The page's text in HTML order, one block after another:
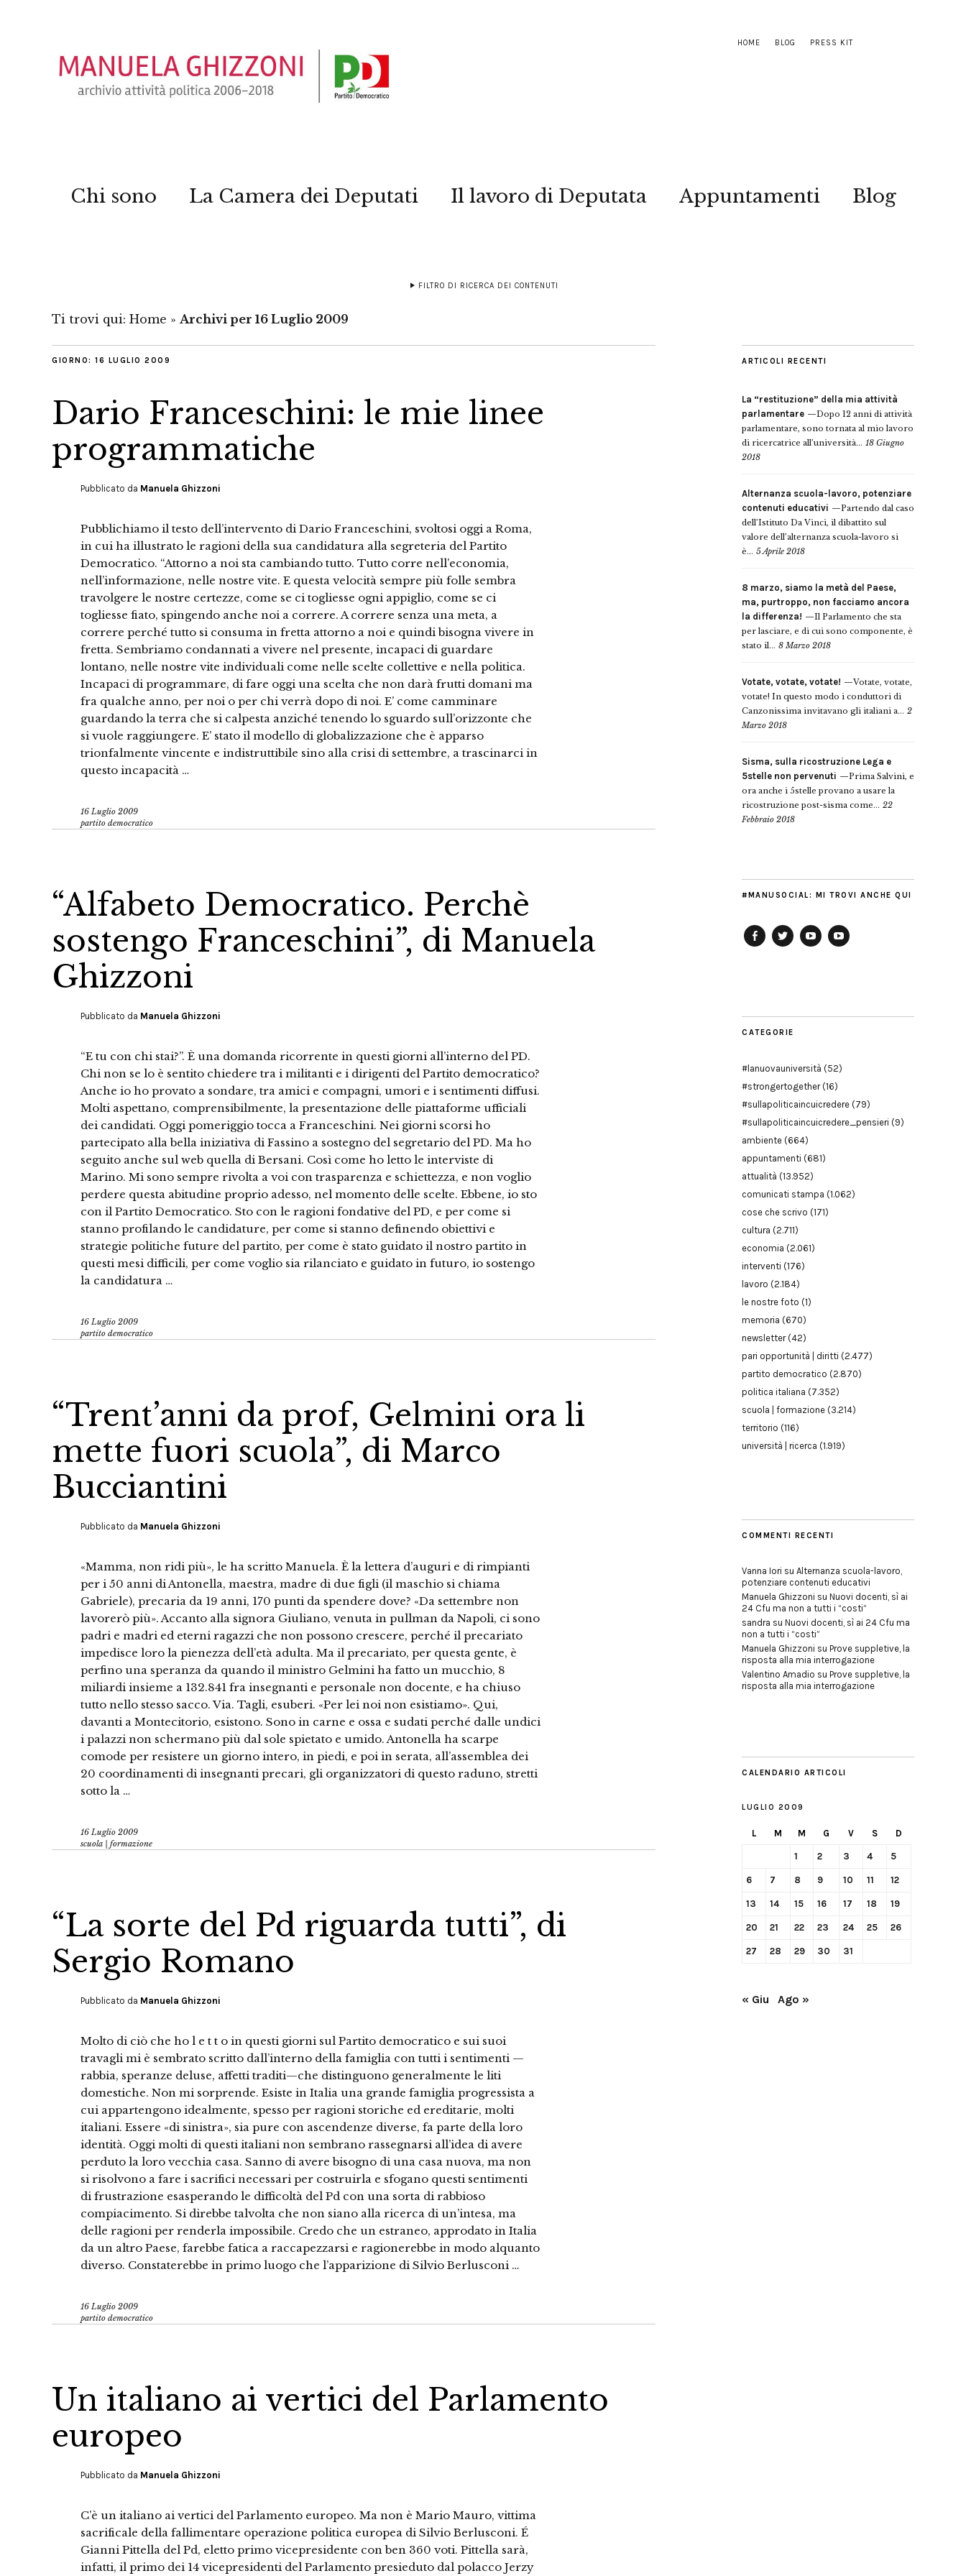
HOME BLOG PRESS KIT
Chi sono La Camera dei Deputati Il lavoro di Deputata Appuntamenti Blog
FILTRO DI RICERCA DEI CONTENUTI
Ti trovi qui: Home » Archivi per 16 Luglio 2009
GIORNO: 16 LUGLIO 2009
Dario Franceschini: le mie linee
programmatiche
Pubblicato da Manuela Ghizzoni
Pubblichiamo il testo dell’intervento di Dario Franceschini, svoltosi oggi a Roma,
in cui ha illustrato le ragioni della sua candidatura alla segreteria del Partito
Democratico. “Attorno a noi sta cambiando tutto. Tutto corre nell’economia,
nell’informazione, nelle nostre vite. E questa velocità sempre più folle sembra
travolgere le nostre certezze, come se ci togliesse ogni appiglio, come se ci
togliesse fiato, spingendo anche noi a correre. A correre senza una meta, a
correre perché tutto si consuma in fretta attorno a noi e quindi bisogna vivere in
fretta. Sembriamo condannati a vivere nel presente, incapaci di guardare
lontano, nelle nostre vite individuali come nelle scelte collettive e nella politica.
Incapaci di programmare, di fare oggi una scelta che non darà frutti domani ma
fra qualche anno, per noi o per chi verrà dopo di noi. E’ come camminare
guardando la terra che si calpesta anziché tenendo lo sguardo sull’orizzonte che
si vuole raggiungere. E’ stato il modello di globalizzazione che è apparso
trionfalmente vincente e indistruttibile sino alla crisi di settembre, a trascinarci in
questo incapacità …
16 Luglio 2009
partito democratico
“Alfabeto Democratico. Perchè
sostengo Franceschini”, di Manuela
Ghizzoni
Pubblicato da Manuela Ghizzoni
“E tu con chi stai?”. È una domanda ricorrente in questi giorni all’interno del PD.
Chi non se lo è sentito chiedere tra i militanti e i dirigenti del Partito democratico?
Anche io ho provato a sondare, tra amici e compagni, umori e i sentimenti diffusi.
Molti aspettano, comprensibilmente, la presentazione delle piattaforme ufficiali
dei candidati. Oggi pomeriggio tocca a Franceschini. Nei giorni scorsi ho
partecipato alla bella iniziativa di Fassino a sostegno del segretario del PD. Ma ho
seguito anche sul web quella di Bersani. Così come ho letto le interviste di
Marino. Mi sono sempre rivolta a voi con trasparenza e schiettezza, e non voglio
perdere questa abitudine proprio adesso, nel momento delle scelte. Ebbene, io sto
con il Partito Democratico. Sto con le ragioni fondative del PD, e per come si
stanno profilando le candidature, per come si stanno definendo obiettivi e
strategie politiche future del partito, per come è stato guidato il nostro partito in
questi mesi difficili, per come voglio sia rilanciato e guidato in futuro, io sostengo
la candidatura …
16 Luglio 2009
partito democratico
“Trent’anni da prof, Gelmini ora li
mette fuori scuola”, di Marco
Bucciantini
Pubblicato da Manuela Ghizzoni
«Mamma, non ridi più», le ha scritto Manuela. È la lettera d’auguri e di rimpianti
per i 50 anni di Antonella, maestra, madre di due figli (il maschio si chiama
Gabriele), precaria da 19 anni, 170 punti da spendere dove? «Da settembre non
lavorerò più». Accanto alla signora Giuliano, venuta in pullman da Napoli, ci sono
padri e madri ed eterni ragazzi che non possono crescere, perché il precariato
impedisce loro la pienezza dell’età adulta. Ma il precariato, per questa gente, è
perfino una speranza da quando il ministro Gelmini ha fatto un mucchio, 8
miliardi insieme a 132.841 fra insegnanti e personale non docente, e ha chiuso
tutto nello stesso sacco. Via. Tagli, esuberi. «Per lei noi non esistiamo». Qui,
davanti a Montecitorio, esistono. Sono in carne e ossa e sudati perché dalle undici
i palazzi non schermano più dal sole spietato e umido. Antonella ha scarpe
comode per resistere un giorno intero, in piedi, e poi in serata, all’assemblea dei
20 coordinamenti di insegnanti precari, gli organizzatori di questo raduno, stretti
sotto la …
16 Luglio 2009
scuola | formazione
“La sorte del Pd riguarda tutti”, di
Sergio Romano
Pubblicato da Manuela Ghizzoni
Molto di ciò che ho l e t t o in questi giorni sul Partito democratico e sui suoi
travagli mi è sembrato scritto dall’interno della famiglia con tutti i sentimenti —
rabbia, speranze deluse, affetti traditi—che distinguono generalmente le liti
domestiche. Non mi sorprende. Esiste in Italia una grande famiglia progressista a
cui appartengono idealmente, spesso per ragioni storiche ed ereditarie, molti
italiani. Essere «di sinistra», sia pure con ascendenze diverse, fa parte della loro
identità. Oggi molti di questi italiani non sembrano rassegnarsi all’idea di avere
perduto la loro vecchia casa. Sanno di avere bisogno di una casa nuova, ma non
si risolvono a fare i sacrifici necessari per costruirla e sfogano questi sentimenti
di frustrazione esasperando le difficoltà del Pd con una sorta di rabbioso
compiacimento. Si direbbe talvolta che non siano alla ricerca di un’intesa, ma
delle ragioni per renderla impossibile. Credo che un estraneo, approdato in Italia
da un altro Paese, farebbe fatica a raccapezzarsi e ragionerebbe in modo alquanto
diverso. Constaterebbe in primo luogo che l’apparizione di Silvio Berlusconi …
16 Luglio 2009
partito democratico
Un italiano ai vertici del Parlamento
europeo
Pubblicato da Manuela Ghizzoni
C’è un italiano ai vertici del Parlamento europeo. Ma non è Mario Mauro, vittima
sacrificale della fallimentare operazione politica europea di Silvio Berlusconi. É
Gianni Pittella del Pd, eletto primo vicepresidente con ben 360 voti. Pittella sarà,
infatti, il primo dei 14 vicepresidenti del Parlamento presieduto dal polacco Jerzy
ARTICOLI RECENTI
La “restituzione” della mia attività
parlamentare
Dopo 12 anni di attività
parlamentare, sono tornata al mio lavoro
di ricercatrice all’università... 18 Giugno
2018
Alternanza scuola-lavoro, potenziare
contenuti educativi
Partendo dal caso
dell’Istituto Da Vinci, il dibattito sul
valore dell’alternanza scuola-lavoro si
è... 5 Aprile 2018
8 marzo, siamo la metà del Paese,
ma, purtroppo, non facciamo ancora
la differenza!
Il Parlamento che sta
per lasciare, e di cui sono componente, è
stato il... 8 Marzo 2018
Votate, votate, votate!
Votate, votate,
votate! In questo modo i conduttori di
Canzonissima invitavano gli italiani a... 2
Marzo 2018
Sisma, sulla ricostruzione Lega e
5stelle non pervenuti
Prima Salvini, e
ora anche i 5stelle provano a usare la
ricostruzione post-sisma come... 22
Febbraio 2018
#MANUSOCIAL: MI TROVI ANCHE QUI
CATEGORIE
#lanuovauniversità (52)
#strongertogether(16)
#sullapoliticaincuicredere (79)
#sullapoliticaincuicredere_pensieri (9)
ambiente (664)
appuntamenti (681)
attualità (13.952)
comunicati stampa (1.062)
cose che scrivo (171)
cultura (2.711)
economia (2.061)
interventi (176)
lavoro (2.184)
le nostre foto (1)
memoria (670)
newsletter(42)
pari opportunità | diritti (2.477)
partito democratico (2.870)
politica italiana (7.352)
scuola | formazione (3.214)
territorio (116)
università | ricerca (1.919)
COMMENTI RECENTI
Vanna Iori su Alternanza scuola-lavoro,
potenziare contenuti educativi
Manuela Ghizzoni su Nuovi docenti, sì ai
24 Cfu ma non a tutti i “costi”
sandra su Nuovi docenti, sì ai 24 Cfu ma
non a tutti i “costi”
Manuela Ghizzoni su Prove suppletive, la
risposta alla mia interrogazione
Valentino Amadio su Prove suppletive, la
risposta alla mia interrogazione
CALENDARIO ARTICOLI
LUGLIO 2009
L M M G V S D
1 2 3 4 5
6 7 8 9 10 11 12
13 14 15 16 17 18 19
20 21 22 23 24 25 26
27 28 29 30 31
« Giu Ago »